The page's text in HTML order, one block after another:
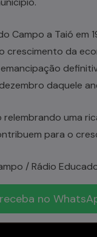
Campo a Taió em
da
daquele
relembrando uma
para o
/ Rádio
no